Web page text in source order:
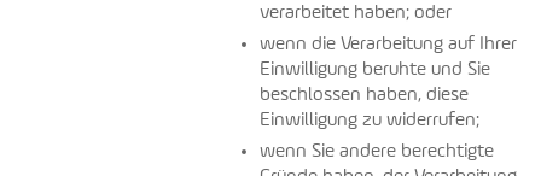
verarbeitet haben; oder
wenn die Verarbeitung auf Ihrer
Einwilligung beruhte und Sie
beschlossen haben, diese
Einwilligung zu widerrufen;
wenn Sie andere berechtigte